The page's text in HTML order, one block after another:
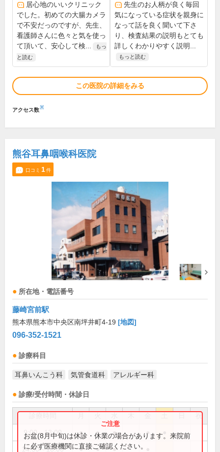
居心地のいいクリニック
でした。初めての大腸カメラ
で不安だっのですが、先生、
看護師さんに色々と気を使っ
て頂いて、安心して検...
もっ
と読む
先生のお人柄が良く毎回
気になっている症状を親身に
なって話を良く聞いて下さ
り、検査結果の説明もとても
詳しくわかりやすく説明...
もっと読む
この医院の詳細をみる
アクセス数※
熊谷耳鼻咽喉科医院
口コミ 1件
所在地・電話番号
藤崎宮前駅
熊本県熊本市中央区南坪井町4-19 [地図]
096-352-1521
診療科目
耳鼻いんこう科 気管食道科 アレルギー科
診療/受付時間・休診日
祝
9:00～13:00 ● ● ● ●
14:30～18:00 ● ● ●
お盆(8月中旬)は休診・休業の場合があります。来院前
に必ず医療機関に直接ご確認ください。